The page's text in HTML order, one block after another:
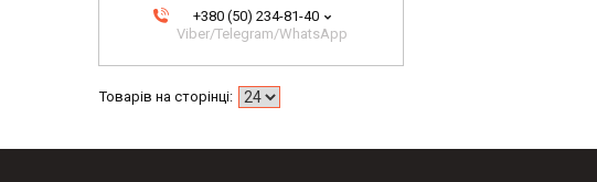
+380 (50) 234-81-40
Viber/Telegram/WhatsApp